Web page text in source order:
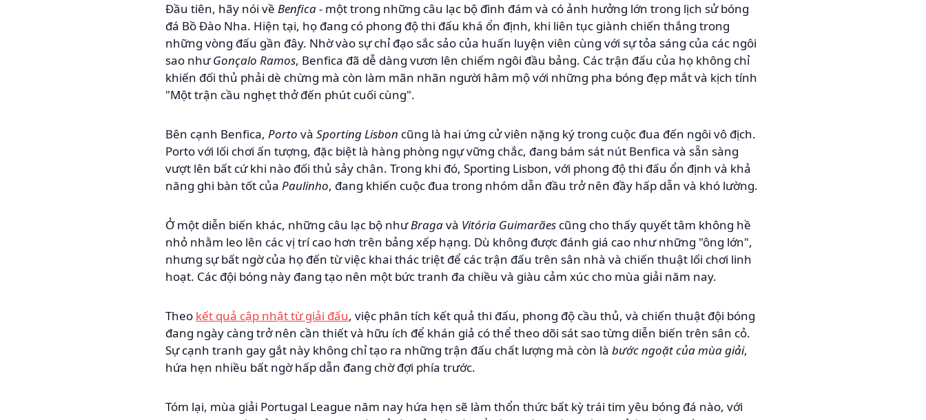
Đầu tiên, hãy nói về Benfica- một trong những câu lạc bộ đình đám và có ảnh hưởng lớn trong lịch sử bóng
đá Bồ Đào Nha. Hiện tại, họ đang có phong độ thi đấu khá ổn định, khi liên tục giành chiến thắng trong
những vòng đấu gần đây. Nhờ vào sự chỉ đạo sắc sảo của huấn luyện viên cùng với sự tỏa sáng của các ngôi
sao nhưGonçalo Ramos, Benfica đã dễ dàng vươn lên chiếm ngôi đầu bảng. Các trận đấu của họ không chỉ
khiến đối thủ phải dè chừng mà còn làm mãn nhãn người hâm mộ với những pha bóng đẹp mắt và kịch tính
"Một trận cầu nghẹt thở đến phút cuối cùng".
Bên cạnh Benfica, Porto và Sporting Lisbon cũng là hai ứng cử viên nặng ký trong cuộc đua đến ngôi vô địch.
Porto với lối chơi ấn tượng, đặc biệt là hàng phòng ngự vững chắc, đang bám sát nút Benfica và sẵn sàng
vượt lên bất cứ khi nào đối thủ sảy chân. Trong khi đó, Sporting Lisbon, với phong độ thi đấu ổn định và khả
năng ghi bàn tốt của Paulinho, đang khiến cuộc đua trong nhóm dẫn đầu trở nên đầy hấp dẫn và khó lường.
Ở một diễn biến khác, những câu lạc bộ nhưBragavà Vitória Guimarães cũng cho thấy quyết tâm không hề
nhỏ nhằm leo lên các vị trí cao hơn trên bảng xếp hạng. Dù không được đánh giá cao như những "ông lớn",
nhưng sự bất ngờ của họ đến từ việc khai thác triệt để các trận đấu trên sân nhà và chiến thuật lối chơi linh
hoạt. Các đội bóng này đang tạo nên một bức tranh đa chiều và giàu cảm xúc cho mùa giải năm nay.
Theo kết quả cập nhật từ giải đấu, việc phân tích kết quả thi đấu, phong độ cầu thủ, và chiến thuật đội bóng
đang ngày càng trở nên cần thiết và hữu ích để khán giả có thể theo dõi sát sao từng diễn biến trên sân cỏ.
Sự cạnh tranh gay gắt này không chỉ tạo ra những trận đấu chất lượng mà còn là bước ngoặt của mùa giải,
hứa hẹn nhiều bất ngờ hấp dẫn đang chờ đợi phía trước.
Tóm lại, mùa giải Portugal League năm nay hứa hẹn sẽ làm thổn thức bất kỳ trái tim yêu bóng đá nào, với